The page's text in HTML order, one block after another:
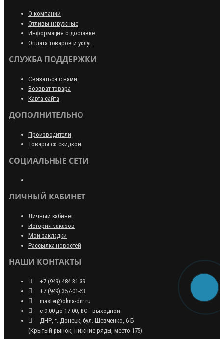
О компании
Отливы наружные
Информация о доставке
Оплата товаров и услуг
СЛУЖБА ПОДДЕРЖКИ
Связаться с нами
Возврат товара
Карта сайта
ДОПОЛНИТЕЛЬНО
Производители
Товары со скидкой
СОЦИАЛЬНЫЕ СЕТИ
ЛИЧНЫЙ КАБИНЕТ
Личный кабинет
История заказов
Мои закладки
Рассылка новостей
НАШИ КОНТАКТЫ
+7 (949) 484-31-39
+7 (949) 357-01-53
master@okna-dnr.ru
с 9:00 до 17:00, ВС - выходной
ДНР, г. Донецк, бул. Шевченко, 6-Б
(Крытый рынок, нижние ряды, место 175)